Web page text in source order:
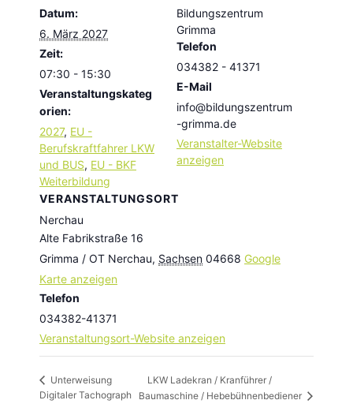
Datum:
6. März 2027
Zeit:
07:30 - 15:30
Veranstaltungskateg
orien:
2027, EU -
Berufskraftfahrer LKW
und BUS, EU - BKF
Weiterbildung
VERANSTALTUNGSORT
Nerchau
Alte Fabrikstraße 16
Grimma / OT Nerchau, Sachsen 04668 Google
Karte anzeigen
Telefon
034382-41371
Veranstaltungsort-Website anzeigen
Bildungszentrum
Grimma
Telefon
034382 - 41371
E-Mail
info@bildungszentrum
-grimma.de
Veranstalter-Website
anzeigen
Unterweisung
Digitaler Tachograph
LKW Ladekran / Kranführer /
Baumaschine / Hebebühnenbediener